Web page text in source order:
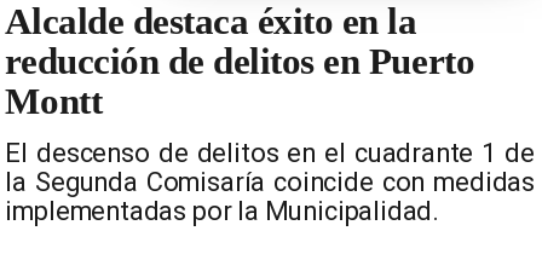
Alcalde destaca éxito en la
reducción de delitos en Puerto
Montt
El descenso de delitos en el cuadrante 1 de
la Segunda Comisaría coincide con medidas
implementadas por la Municipalidad.